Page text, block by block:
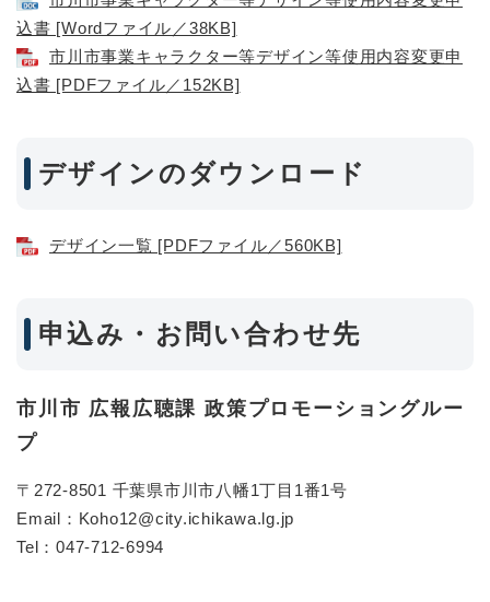
込書 [Wordファイル／38KB]
市川市事業キャラクター等デザイン等使用内容変更申
込書 [PDFファイル／152KB]
デザインのダウンロード
デザイン一覧 [PDFファイル／560KB]
申込み・お問い合わせ先
​市川市 広報広聴課 政策プロモーショングルー
プ
​〒272-8501 千葉県市川市八幡1丁目1番1号
Email：Koho12@city.ichikawa.lg.jp
Tel：047-712-6994​